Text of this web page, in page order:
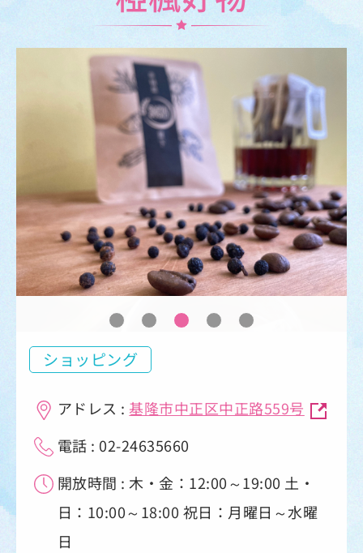
ショッピング
アドレス : 基隆市中正区中正路559号
電話 : 02-24635660
開放時間 : 木・金：12:00～19:00 土・
日：10:00～18:00 祝日：月曜日～水曜
日